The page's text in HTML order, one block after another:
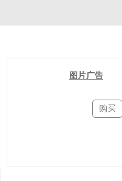
图片广告
购买